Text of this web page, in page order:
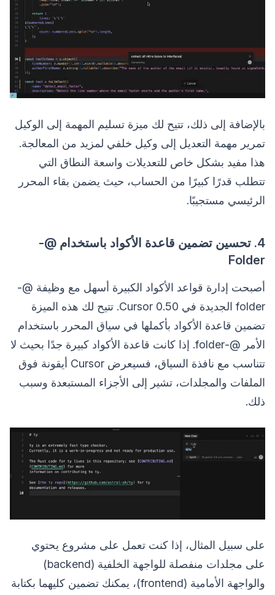
بالإضافة إلى ذلك، تتيح لك ميزة تسليم المهمة إلى الوكيل
تمرير مهمة التعديل إلى وكيل خلفي لمزيد من المعالجة.
هذا مفيد بشكل خاص للتعديلات واسعة النطاق التي
تتطلب قدرًا كبيرًا من الحساب، حيث يضمن بقاء المحرر
الرئيسي مستجيبًا.
4. تحسين تضمين قاعدة الأكواد باستخدام @-
Folder
أصبحت إدارة قواعد الأكواد الكبيرة أسهل مع وظيفة @-
folder الجديدة في Cursor 0.50. تتيح لك هذه الميزة
تضمين قاعدة الأكواد بأكملها في سياق المحرر باستخدام
الأمر @-folder. إذا كانت قاعدة الأكواد كبيرة جدًا بحيث لا
تتناسب مع نافذة السياق، فسيعرض Cursor أيقونة فوق
الملفات والمجلدات، تشير إلى الأجزاء المستبعدة وسبب
ذلك.
على سبيل المثال، إذا كنت تعمل على مشروع يحتوي
على مجلدات منفصلة للواجهة الخلفية (backend)
والواجهة الأمامية (frontend)، يمكنك تضمين كليهما بكتابة